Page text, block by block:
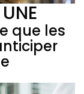
que les